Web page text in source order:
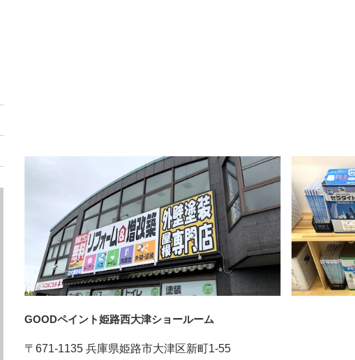
GOODペイント姫路西大津ショールーム
〒671-1135 兵庫県姫路市大津区新町1-55